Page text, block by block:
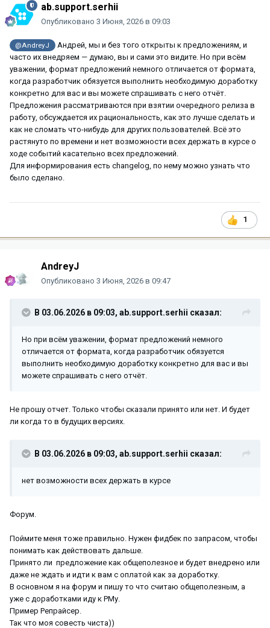
ab.support.serhii
Опубликовано 3 Июня, 2026 в 09:03
@AndreyJ
Андрей, мы и без того открыты к предложениям, и
часто их внедряем — думаю, вы и сами это видите. Но при всём
уважении, формат предложений немного отличается от формата,
когда разработчик обязуется выполнить необходимую доработку
конкретно для вас и вы можете спрашивать с него отчёт.
Предложения рассматриваются при взятии очередного релиза в
работу, обсуждается их рациональность, как это лучше сделать и
как не сломать что-нибудь для других пользователей. Всё это
растянуто по времени и нет возможности всех держать в курсе о
ходе событий касательно всех предложений.
Для информирования есть changelog, по нему можно узнать что
было сделано.
1
AndreyJ
Опубликовано 3 Июня, 2026 в 09:47
В 03.06.2026 в 09:03, ab.support.serhii сказал:
Но при всём уважении, формат предложений немного
отличается от формата, когда разработчик обязуется
выполнить необходимую доработку конкретно для вас и вы
можете спрашивать с него отчёт.
Не прошу отчет. Только чтобы сказали принято или нет. И будет
ли когда то в будущих версиях.
В 03.06.2026 в 09:03, ab.support.serhii сказал:
нет возможности всех держать в курсе
Форум.
Поймите меня тоже правильно. Нужен фидбек по запрасом, чтобы
понимать как действовать дальше.
Принято ли предложение как общеполезное и будет внедрено или
даже не ждать и идти к вам с оплатой как за доработку.
В основном я на форум и пишу то что считаю общеполезным, а
уже с доработками иду к РМу.
Пример Репрайсер.
Так что моя совесть чиста))